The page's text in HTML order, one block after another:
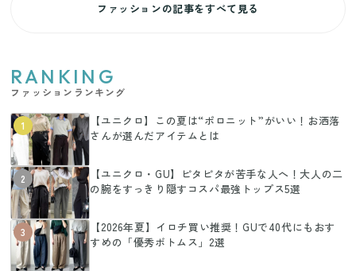
ファッションの記事をすべて見る
RANKING
ファッションランキング
1
【ユニクロ】この夏は“ポロニット”がいい！お洒落
さんが選んだアイテムとは
2
【ユニクロ・GU】ピタピタが苦手な人へ！大人の二
の腕をすっきり隠すコスパ最強トップス5選
3
【2026年夏】イロチ買い推奨！GUで40代にもおす
すめの「優秀ボトムス」2選